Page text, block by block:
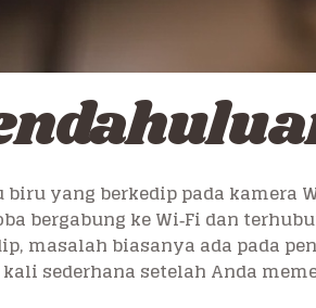
biru yang berkedip pada kamera
bergabung ke Wi‑Fi dan
masalah biasanya ada pada
sederhana setelah Anda